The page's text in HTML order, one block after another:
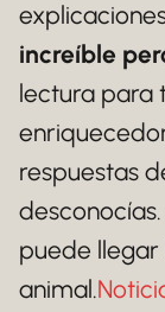
increíble
lectura para
respuestas
puede llegar
animal.